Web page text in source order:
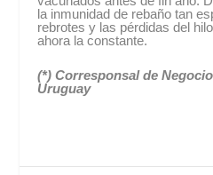
la inmunidad de rebaño tan
rebrotes y las pérdidas del
ahora la constante.
(*) Corresponsal de
Uruguay